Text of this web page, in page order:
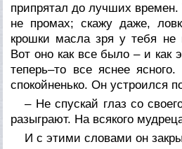
припрятал до лучших
не промах; скажу даже,
крошки масла зря у тебя не
Вот оно как все было – и как
теперь–то все яснее
спокойненько. Он устроился
– Не спускай глаз со
разыграют. На всякого
И с этими словами он